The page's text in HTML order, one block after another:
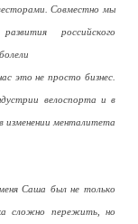
Совместно мы
российского
это не просто бизнес.
велоспорта и в
изменении менталитета
Саша был не только
сложно пережить, но